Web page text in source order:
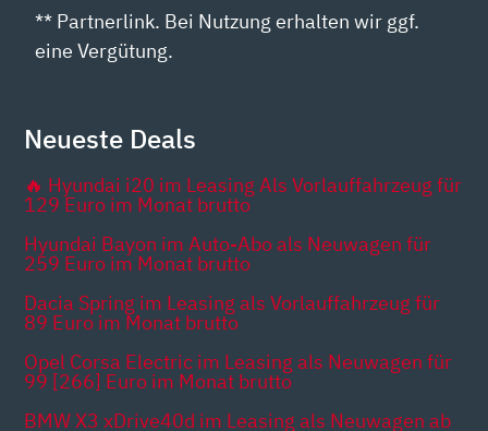
** Partnerlink. Bei Nutzung erhalten wir ggf.
eine Vergütung.
Neueste Deals
🔥 Hyundai i20 im Leasing Als Vorlauffahrzeug für
129 Euro im Monat brutto
Hyundai Bayon im Auto-Abo als Neuwagen für
259 Euro im Monat brutto
Dacia Spring im Leasing als Vorlauffahrzeug für
89 Euro im Monat brutto
Opel Corsa Electric im Leasing als Neuwagen für
99 [266] Euro im Monat brutto
BMW X3 xDrive40d im Leasing als Neuwagen ab